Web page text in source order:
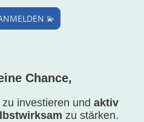
💫
Chance,
investieren und aktiv
zu stärken.